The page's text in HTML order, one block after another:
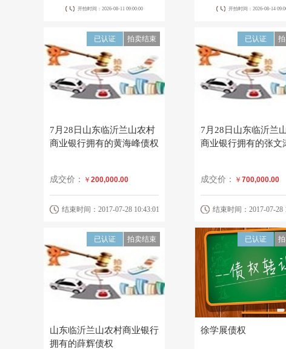
开拍时间：2026-08-11 09:00:00 开拍时间：2026-08-14
拍卖结束
已认证
7月28日山东临沂兰山农村
商业银行拥有的黄海峰债权
成交价： ￥ 200,000.00
结束时间：2017-07-28 10:43:01
已认证
7月28日山东临沂兰
商业银行拥有的张文
成交价： ￥ 700,000.00
结束时间：2017-07-28
拍卖结束
已认证
山东临沂兰山农村商业银行
拥有的薛辉债权
已认证
徐学展债权